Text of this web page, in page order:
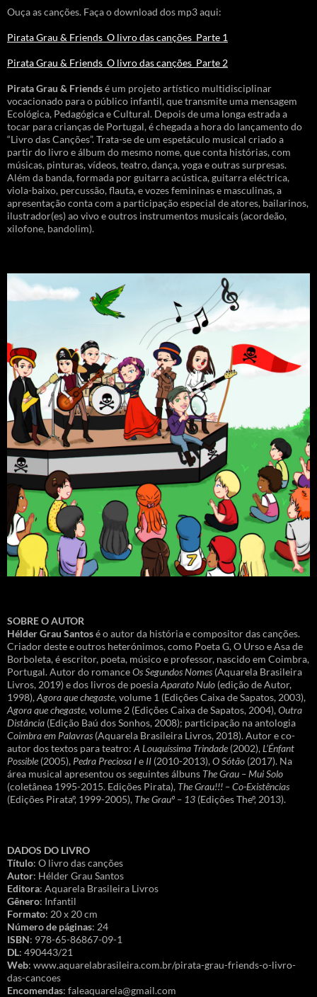
Ouça as canções. Faça o download dos mp3 aqui:
Pirata Grau & Friends_O livro das canções_Parte 1
Pirata Grau & Friends_O livro das canções_Parte 2
Pirata Grau & Friendsé um projeto artístico multidisciplinar
vocacionado para o público infantil, que transmite uma mensagem
Ecológica, Pedagógica e Cultural. Depois de uma longa estrada a
tocar para crianças de Portugal, é chegada a hora do lançamento do
“Livro das Canções”. Trata-se de um espetáculo musical criado a
partir do livro e álbum do mesmo nome, que conta histórias, com
músicas, pinturas, vídeos, teatro, dança, yoga e outras surpresas.
Além da banda, formada por guitarra acústica, guitarra eléctrica,
viola-baixo, percussão, flauta, e vozes femininas e masculinas, a
apresentação conta com a participação especial de atores, bailarinos,
ilustrador(es) ao vivo e outros instrumentos musicais (acordeão,
xilofone, bandolim).
SOBRE O AUTOR
Hélder Grau Santosé o autor da história e compositor das canções.
Criador deste e outros heterónimos, como Poeta G, O Urso e Asa de
Borboleta, é escritor, poeta, músico e professor, nascido em Coimbra,
Portugal. Autor do romanceOs Segundos Nomes (Aquarela Brasileira
Livros, 2019) e dos livros de poesiaAparato Nulo (edição de Autor,
1998),Agora que chegaste, volume 1 (Edições Caixa de Sapatos, 2003),
Agora que chegaste, volume 2 (Edições Caixa de Sapatos, 2004),Outra
Distância (Edição Baú dos Sonhos, 2008); participação na antologia
Coimbra em Palavras (Aquarela Brasileira Livros, 2018). Autor e co-
autor dos textos para teatro: A Louquíssima Trindade (2002),L’Énfant
Possible (2005), Pedra Preciosa Ie II (2010-2013),O Sótão (2017). Na
área musical apresentou os seguintes álbuns The Grau – Mui Solo
(coletânea 1995-2015. Edições Pirata), The Grau!!! – Co-Existências
(Edições Pirataº, 1999-2005), The Grauº – 13 (Edições Theº, 2013).
DADOS DO LIVRO
Título: O livro das canções
Autor: Hélder Grau Santos
Editora: Aquarela Brasileira Livros
Gênero: Infantil
Formato: 20 x 20 cm
Número de páginas: 24
ISBN: 978-65-86867-09-1
DL: 490443/21
Web: www.aquarelabrasileira.com.br/pirata-grau-friends-o-livro-
das-cancoes
Encomendas: faleaquarela@gmail.com